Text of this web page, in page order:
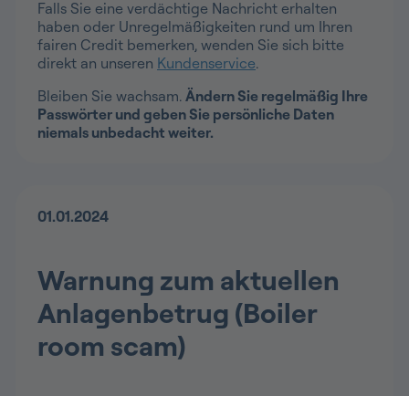
Falls Sie eine verdächtige Nachricht erhalten
haben oder Unregelmäßigkeiten rund um Ihren
fairen Credit bemerken, wenden Sie sich bitte
direkt an unseren Kundenservice.
Bleiben Sie wachsam. Ändern Sie regelmäßig Ihre
Passwörter und geben Sie persönliche Daten
niemals unbedacht weiter.
01.01.2024
Warnung zum aktuellen
Anlagenbetrug (Boiler
room scam)